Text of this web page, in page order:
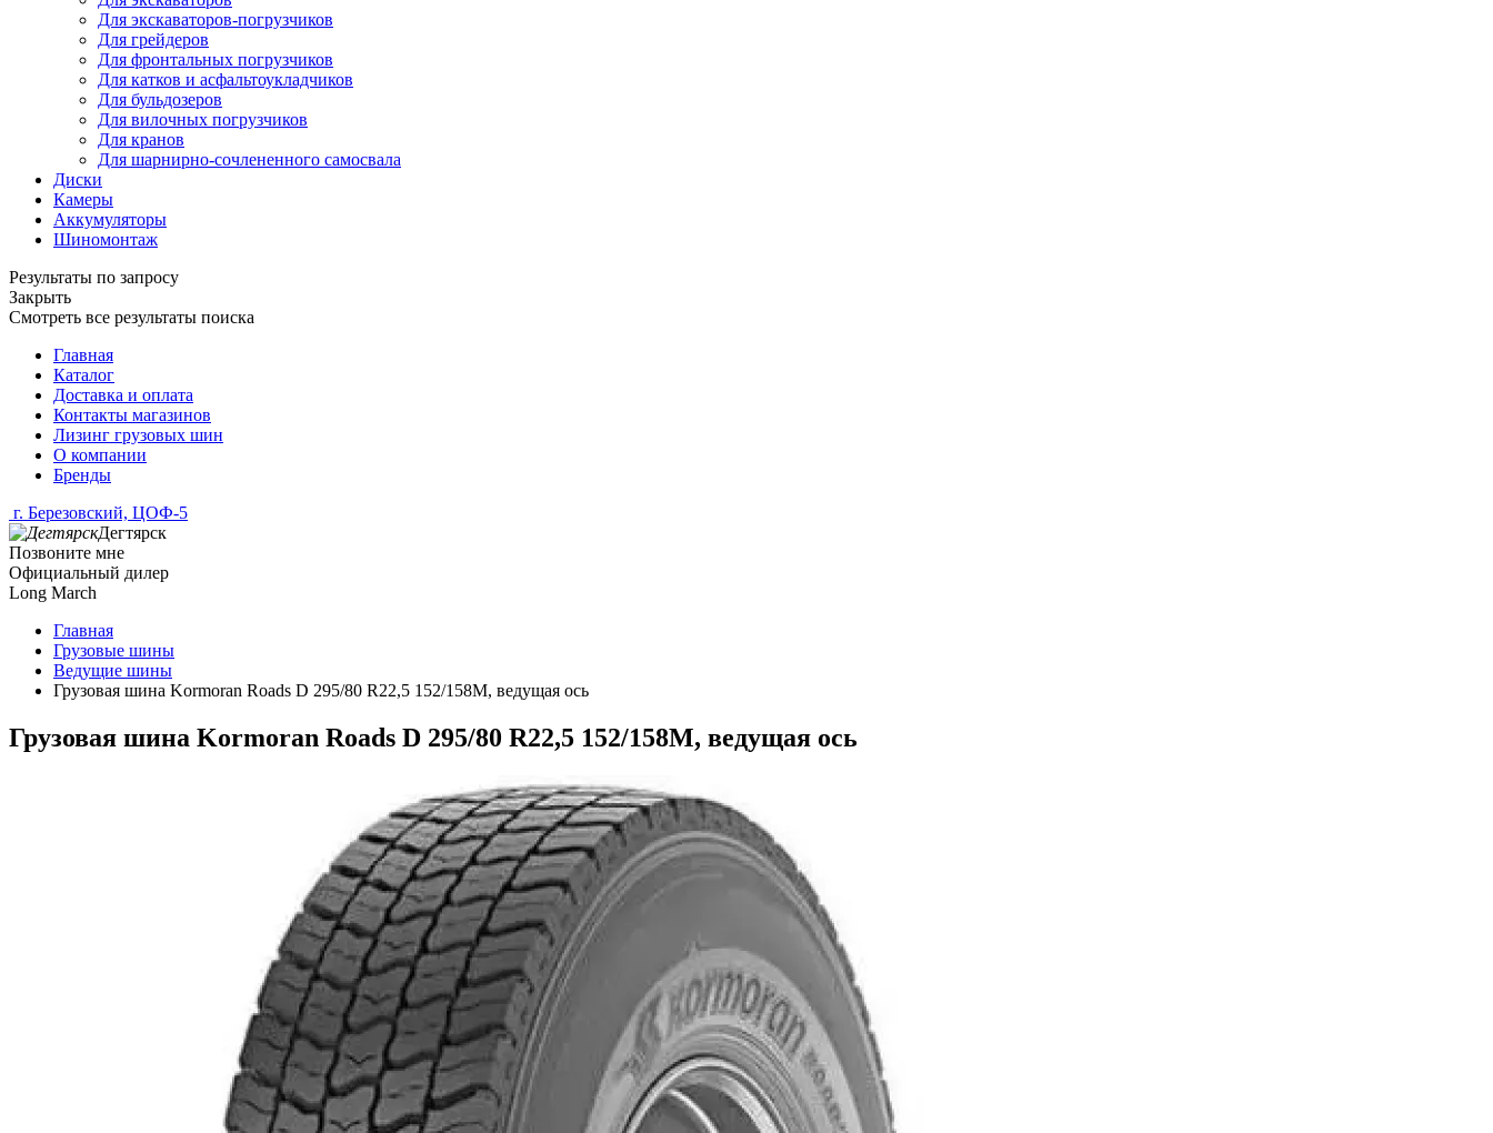
Для экскаваторов-погрузчиков
Для грейдеров
Для фронтальных погрузчиков
Для катков и асфальтоукладчиков
Для бульдозеров
Для вилочных погрузчиков
Для кранов
Для шарнирно-сочлененного самосвала
Диски
Камеры
Аккумуляторы
Шиномонтаж
Результаты по запросу
Закрыть
Смотреть все результаты поиска
Главная
Каталог
Доставка и оплата
Контакты магазинов
Лизинг грузовых шин
О компании
Бренды
г. Березовский, ЦОФ-5
Дегтярск
Позвоните мне
Официальный дилер
Long March
Главная
Грузовые шины
Ведущие шины
Грузовая шина Kormoran Roads D 295/80 R22,5 152/158M, ведущая ось
Грузовая шина Kormoran Roads D 295/80 R22,5 152/158M, ведущая ось